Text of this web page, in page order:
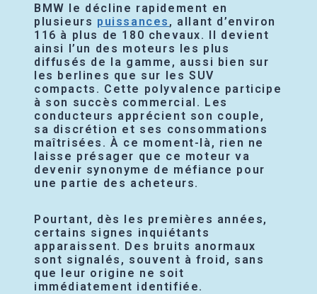
BMW le décline rapidement en
plusieurs puissances , allant d’environ
116 à plus de 180 chevaux. Il devient
ainsi l’un des moteurs les plus
diffusés de la gamme, aussi bien sur
les berlines que sur les SUV
compacts. Cette polyvalence participe
à son succès commercial. Les
conducteurs apprécient son couple,
sa discrétion et ses consommations
maîtrisées. À ce moment-là, rien ne
laisse présager que ce moteur va
devenir synonyme de méfiance pour
une partie des acheteurs.
Pourtant, dès les premières années,
certains signes inquiétants
apparaissent. Des bruits anormaux
sont signalés, souvent à froid, sans
que leur origine ne soit
immédiatement identifiée.